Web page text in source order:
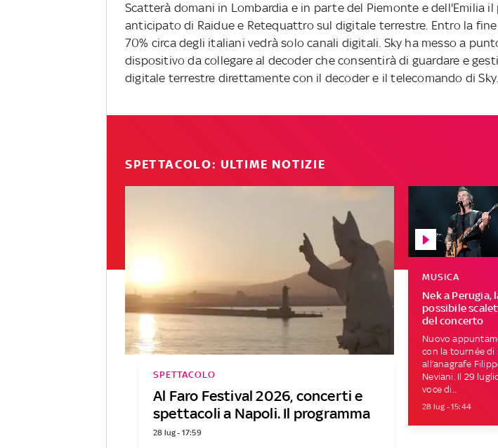
Scatterà domani in Lombardia e in parte del Piemonte e dell'Emilia il
anticipato di Raidue e Retequattro sul digitale terrestre. Entro la
70% circa degli italiani vedrà solo canali digitali. Sky ha messo a
dispositivo da collegare al decoder che consentirà di guardare e
digitale terrestre direttamente con il decoder e il telecomando di
SPETTACOLO: ULTIME NOTIZIE
Al Faro Festival 2026, concerti e
spettacoli a Napoli. Il programma
SPETTACOLO
28 lug - 17:59
Nek a Perugia,
possibile
del concerto
MUSICA
Nuovo
con la tournée di
all’anagrafe
Neviani. Il 29
voce di...
28 lug - 15:44